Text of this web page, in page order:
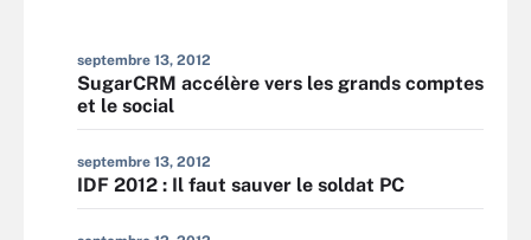
septembre 13, 2012
SugarCRM accélère vers les grands comptes
et le social
septembre 13, 2012
IDF 2012 : Il faut sauver le soldat PC